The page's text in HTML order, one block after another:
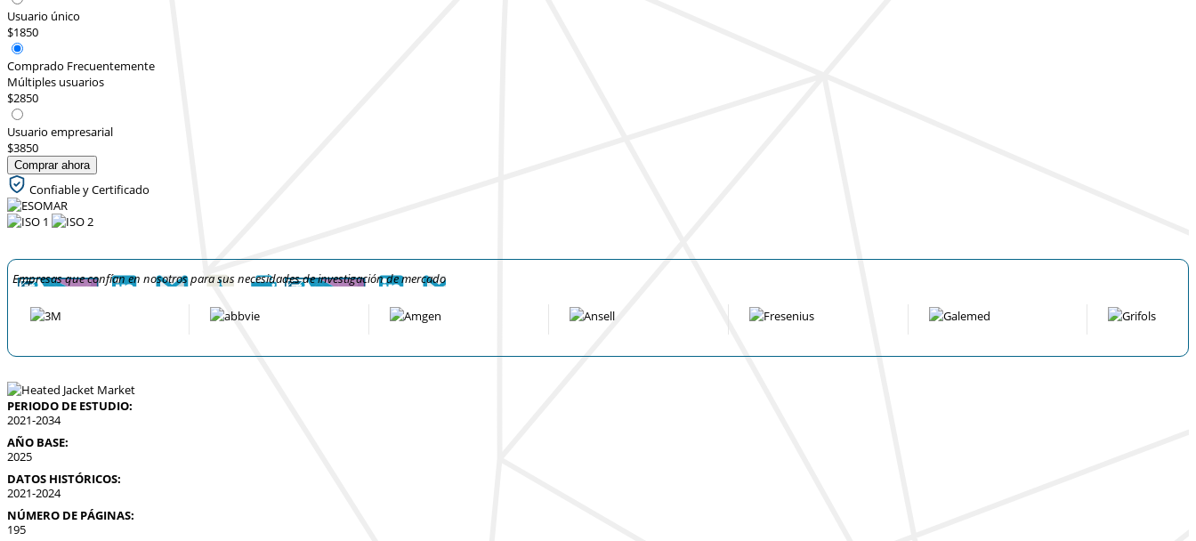
Usuario único
$1850
Comprado Frecuentemente
Múltiples usuarios
$2850
Usuario empresarial
$3850
Comprar ahora
Confiable y Certificado
Empresas que confían en nosotros para sus necesidades de investigación de mercado
PERIODO DE ESTUDIO:
2021-2034
AÑO BASE:
2025
DATOS HISTÓRICOS:
2021-2024
NÚMERO DE PÁGINAS:
195